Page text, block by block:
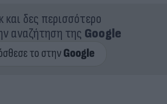
και δες περισσότερο
αναζήτηση της Google